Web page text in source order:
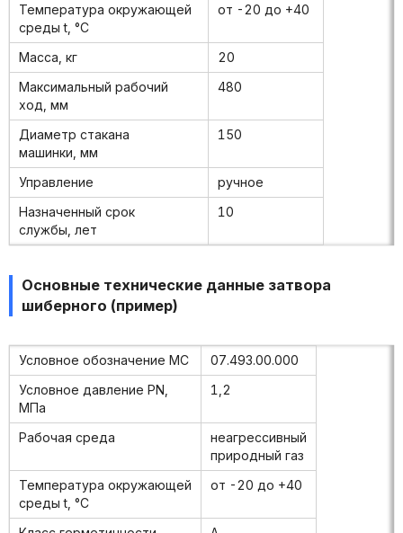
Температура окружающей
среды t, °С
от -20 до +40
Масса, кг
20
Максимальный рабочий
ход, мм
480
Диаметр стакана
машинки, мм
150
Управление
ручное
Назначенный срок
службы, лет
10
Основные технические данные затвора
шиберного (пример)
Условное обозначение МС
07.493.00.000
Условное давление PN,
МПа
1,2
Рабочая среда
неагрессивный
природный газ
Температура окружающей
среды t, °С
от -20 до +40